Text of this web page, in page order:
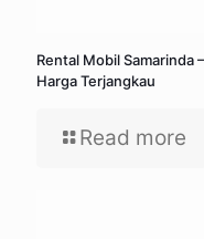
Rental Mobil Samarinda
Harga Terjangkau
Read more